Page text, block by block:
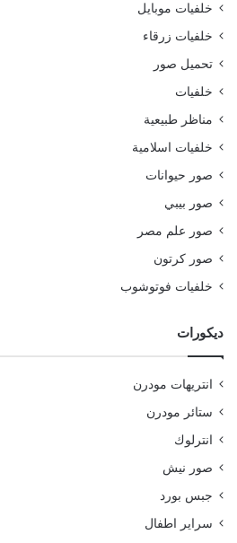
خلفيات موبايل
خلفيات زرقاء
تحميل صور
خلفيات
مناظر طبيعية
خلفيات اسلامية
صور حيوانات
صور بيبي
صور علم مصر
صور كرتون
خلفيات فوتوشوب
ديكورات
انتريهات مودرن
ستائر مودرن
انترلوك
صور نيش
جبس بورد
سراير اطفال